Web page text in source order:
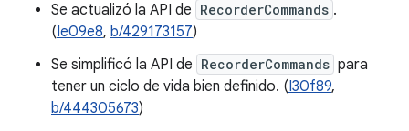
Se actualizó la API de RecorderCommands .
(Ie09e8, b/429173157)
Se simplificó la API de RecorderCommands para
tener un ciclo de vida bien definido. (I30f89,
b/444305673)